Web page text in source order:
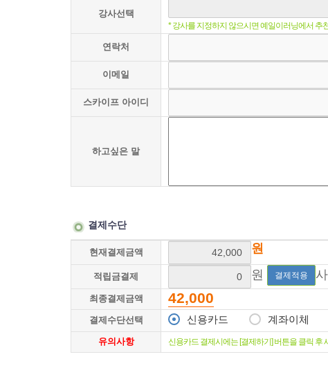
강사선택
* 강사를 지정하지 않으시면 예일이러닝에서 추
연락처
이메일
스카이프 아이디
하고싶은 말
결제수단
현재결제금액 원
적립금결제 원 결제적용
최종결제금액 42,000
결제수단선택 신용카드 계좌이체
유의사항 신용카드 결제시에는 [결제하기] 버튼을 클릭 후